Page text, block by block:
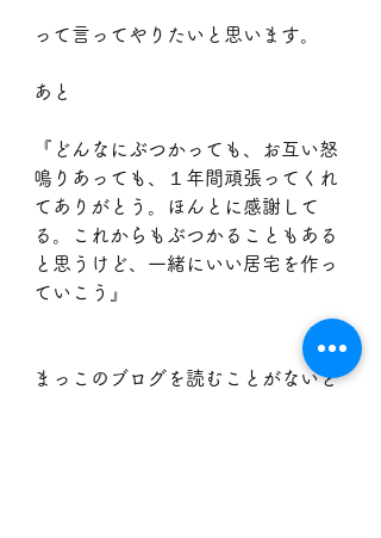
って言ってやりたいと思います。
あと
『どんなにぶつかっても、お互い怒
鳴りあっても、１年間頑張ってくれ
てありがとう。ほんとに感謝して
る。これからもぶつかることもある
と思うけど、一緒にいい居宅を作っ
ていこう』
まっこのブログを読むことがないと